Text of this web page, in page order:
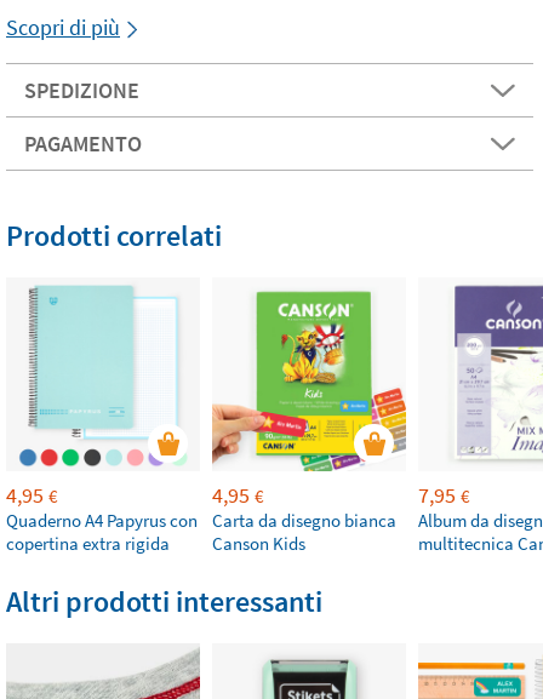
Scopri di più
SPEDIZIONE
PAGAMENTO
Prodotti correlati
4,95 €
Quaderno A4 Papyrus con
copertina extra rigida
4,95 €
Carta da disegno bianca
Canson Kids
7,95 €
Album da
multitecnica
Altri prodotti interessanti